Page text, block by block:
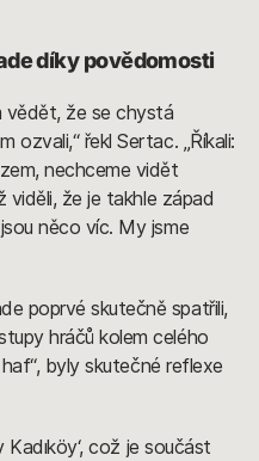
díky povědomosti
vědět, že se chystá
ozvali,“ řekl Sertac. „Říkali:
nechceme vidět
viděli, že je takhle západ
něco víc. My jsme
poprvé skutečně spatřili,
hráčů kolem celého
byly skutečné reflexe
Kadıköy‘, což je součást